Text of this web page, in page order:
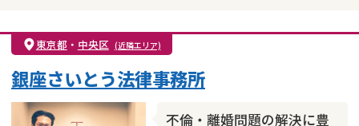
東京都 ・ 中央区 (近隣エリア)
不倫・離婚問題の解決に豊
銀座さいとう法律事務所